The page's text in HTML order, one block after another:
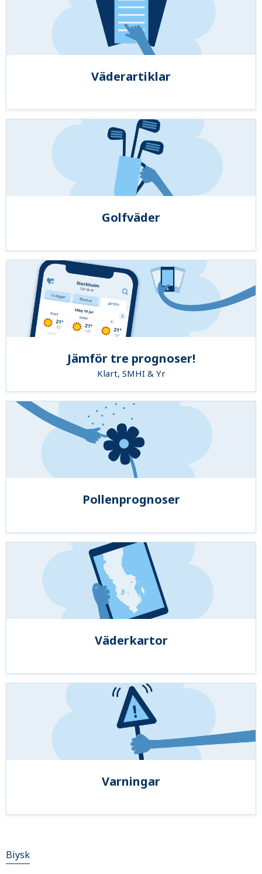
Väderartiklar
Golfväder
Jämför tre prognoser!
Klart, SMHI & Yr
Pollenprognoser
Väderkartor
Varningar
Biysk